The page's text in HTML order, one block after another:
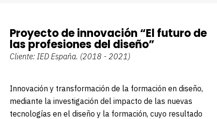
Proyecto de innovación “El futuro de
las profesiones del diseño”
Cliente: IED España. (2018 - 2021)
Innovación y transformación de la formación en diseño,
mediante la investigación del impacto de las nuevas
tecnologías en el diseño y la formación, cuyo resultado